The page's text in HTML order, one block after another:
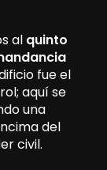
al quinto
fue el
aquí se
una
del
civil.